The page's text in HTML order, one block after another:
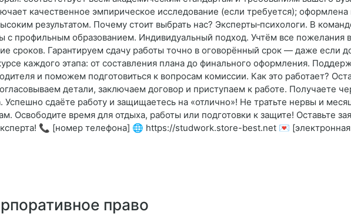
качественное эмпирическое исследование (если требуется);
результатом. Почему стоит выбрать нас? Эксперты‑психологи. В
с профильным образованием. Индивидуальный подход. Учтём все пожелания
сроков. Гарантируем сдачу работы точно в оговорённый срок — даже если
каждого этапа: от составления плана до финального оформления.
и поможем подготовиться к вопросам комиссии. Как это работает?
детали, заключаем договор и приступаем к работе. Получаете
сдаёте работу и защищаетесь на «отлично»! Не тратьте нервы и
Освободите время для отдыха, работы или подготовки к защите! Оставьте
📞 [номер телефона] 🌐 https://studwork.store-best.net 💌 [электронная
право